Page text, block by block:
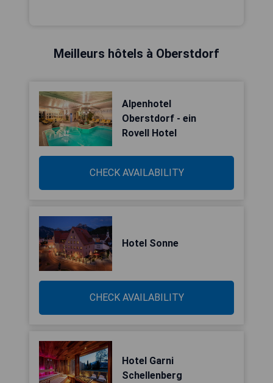
Meilleurs hôtels à Oberstdorf
Alpenhotel
Oberstdorf - ein
Rovell Hotel
CHECK AVAILABILITY
Hotel Sonne
CHECK AVAILABILITY
Hotel Garni
Schellenberg